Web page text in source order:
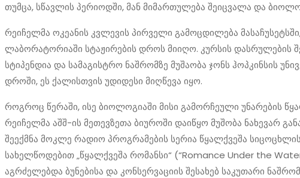
თუმცა, სწავლის პერიოდში, მან მიმართულება შეიცვალა და
რეიჩელმა ოკეანის კვლევის პირველი გამოცდილება
ლაბორატორიაში სტაჟირების დროს მიიღო. კურსის დასრულების
სტიპენდია და სამაგისტრო ნაშრომზე მუშაობა ჯონს ჰოპკინსის
დროში, ეს ქალისთვის უდიდესი მიღწევა იყო.
როგროც წერაში, ისე ბიოლოგიაში მისი გამორჩეული უნარების
რეიჩელმა აშშ-ის მეთევზეთა ბიუროში დაიწყო მუშობა ნახევარ
შეექმნა მოკლე რადიო პროგრამების სერია წყალქვეშა სიცოცხლის
სახელწოდებით „წყალქვეშა რომანსი“ (“Romance Under the
აგრძელებდა ბუნებისა და კონსერვაციის შესახებ საკუთარი